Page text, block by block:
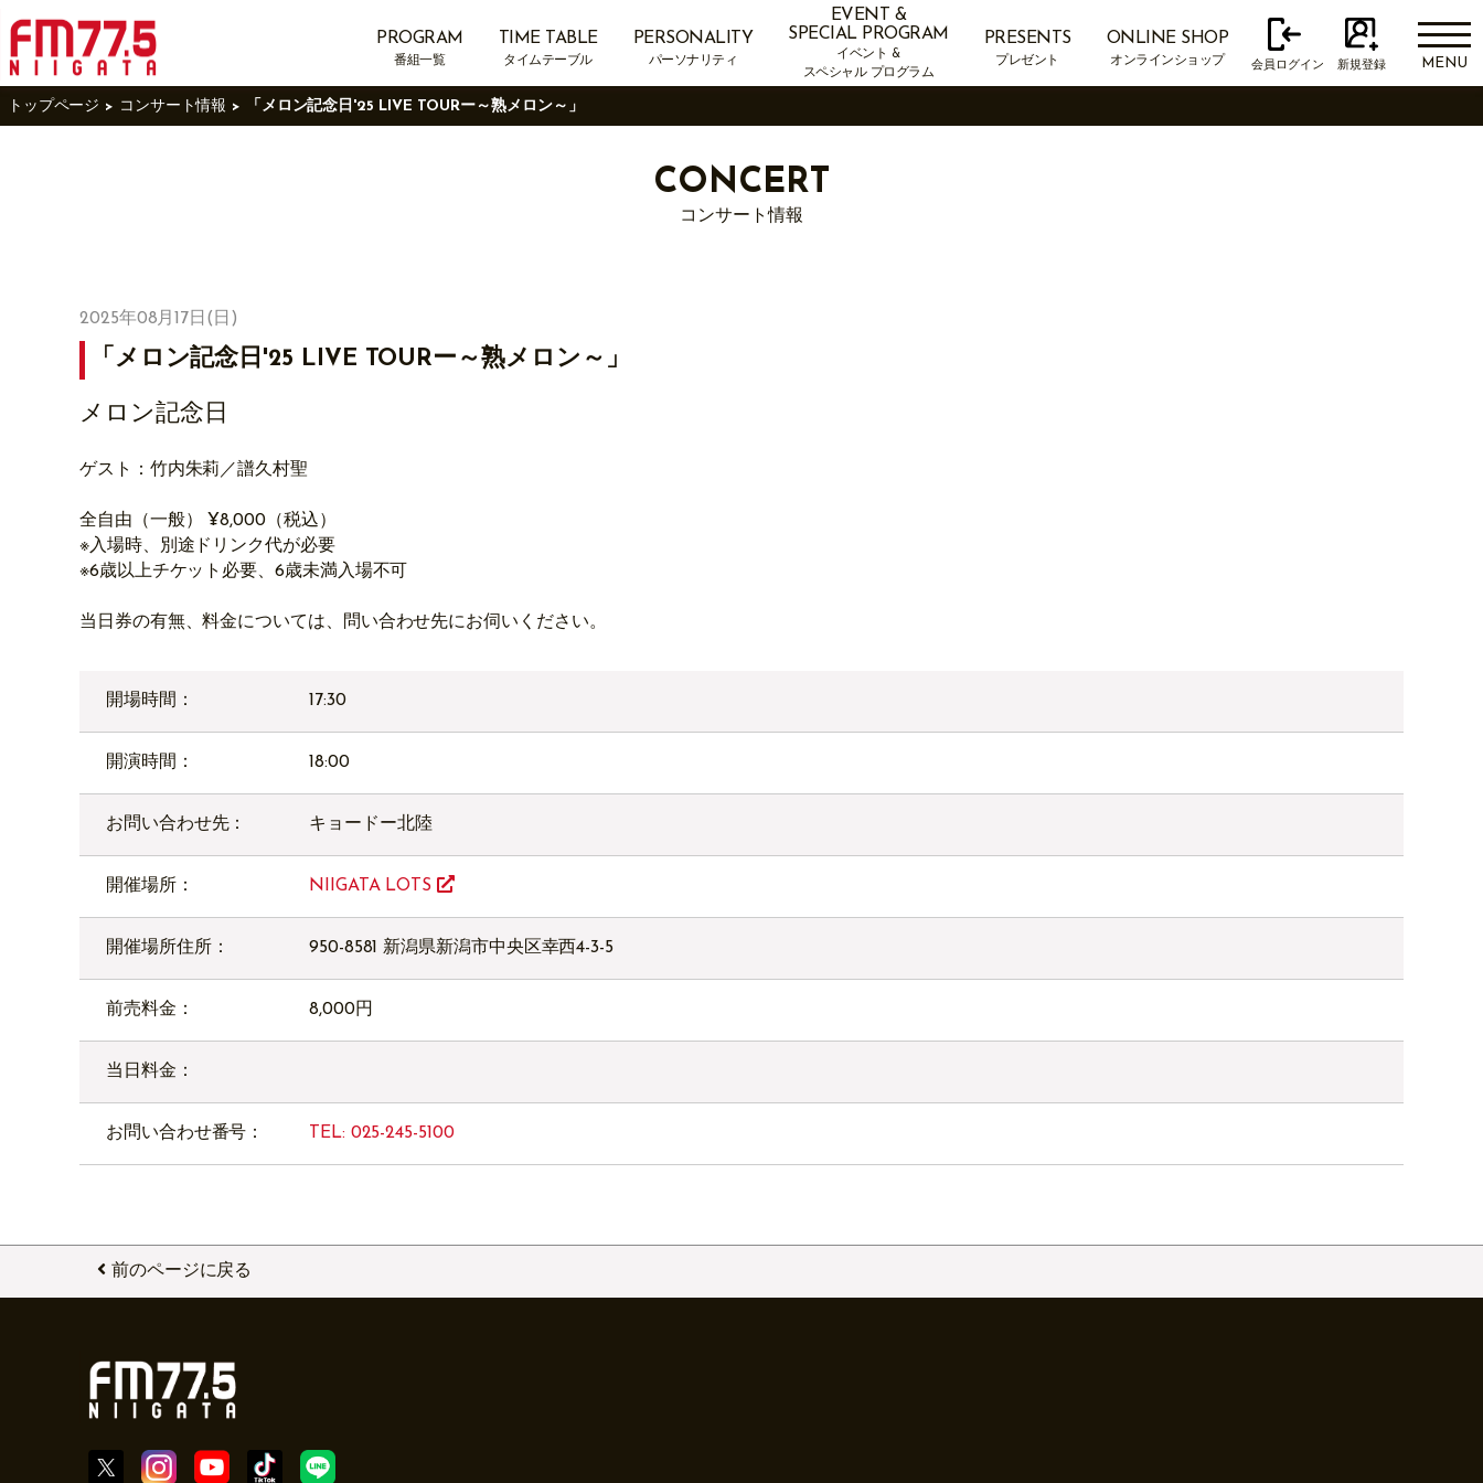
PROGRAM
番組一覧
TIME TABLE
タイムテーブル
PERSONALITY
パーソナリティ
EVENT &
SPECIAL PROGRAM
イベント &
スペシャル プログラム
PRESENTS
プレゼント
ONLINE SHOP
オンラインショップ 会員ログイン 新規登録 MENU
トップページ コンサート情報 「メロン記念日'25 LIVE TOURー～熟メロン～」
CONCERT
コンサート情報
2025年08月17日(日)
「メロン記念日'25 LIVE TOURー～熟メロン～」
メロン記念日
ゲスト：竹内朱莉／譜久村聖
全自由（一般） ¥8,000（税込）
※入場時、別途ドリンク代が必要
※6歳以上チケット必要、6歳未満入場不可
当日券の有無、料金については、問い合わせ先にお伺いください。
開場時間： 17:30
開演時間： 18:00
お問い合わせ先： キョードー北陸
開催場所： NIIGATA LOTS
開催場所住所： 950-8581 新潟県新潟市中央区幸西4-3-5
前売料金： 8,000円
当日料金：
お問い合わせ番号： TEL: 025-245-5100
前のページに戻る